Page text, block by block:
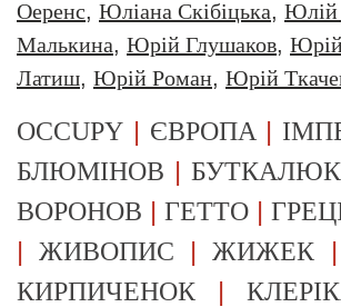
Оеренс, Юліана Скібіцька, Юлій
Малькина, Юрiй Глушаков,
Латиш, Юрій Роман, Юрій
OCCUPY | ЄВРОПА |
БЛЮМІНОВ | БУТКАЛЮК
ВОРОНОВ |ГЕТТО |
|ЖИВОПИС |ЖИЖЕК |
КИРПИЧЕНОК |